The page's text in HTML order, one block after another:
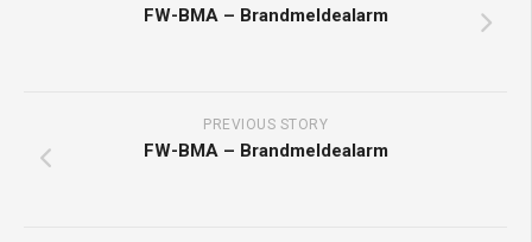
FW-BMA – Brandmeldealarm
PREVIOUS STORY
FW-BMA – Brandmeldealarm